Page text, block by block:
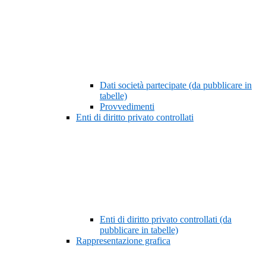
Dati società partecipate (da pubblicare in
tabelle)
Provvedimenti
Enti di diritto privato controllati
Enti di diritto privato controllati (da
pubblicare in tabelle)
Rappresentazione grafica